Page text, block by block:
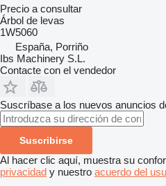
Precio a consultar
Árbol de levas
1W5060
España, Porriño
Ibs Machinery S.L.
Contacte con el vendedor
Suscríbase a los nuevos anuncios
Suscribirse
Al hacer clic aquí, muestra su
privacidad y nuestro acuerdo del